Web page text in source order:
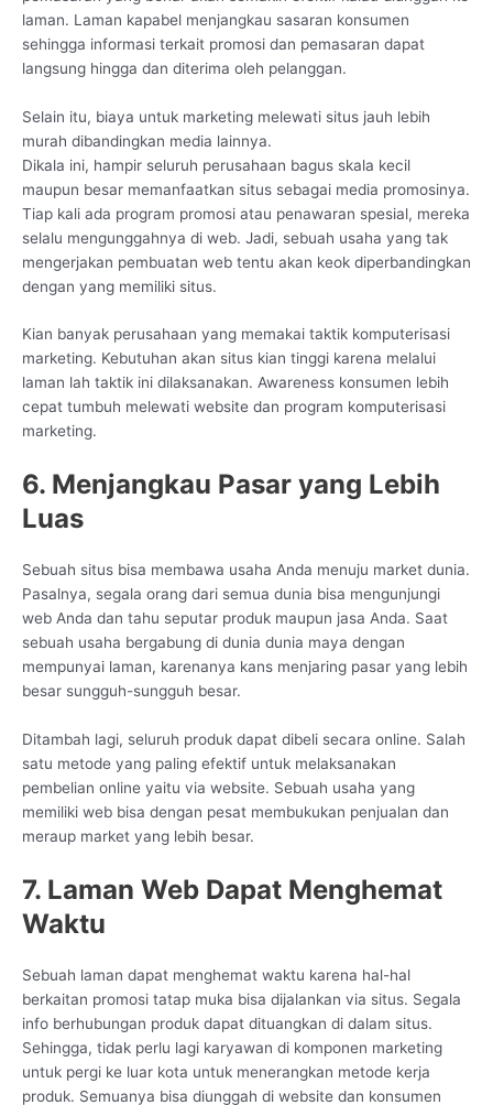
laman. Laman kapabel menjangkau sasaran konsumen
sehingga informasi terkait promosi dan pemasaran dapat
langsung hingga dan diterima oleh pelanggan.
Selain itu, biaya untuk marketing melewati situs jauh lebih
murah dibandingkan media lainnya.
Dikala ini, hampir seluruh perusahaan bagus skala kecil
maupun besar memanfaatkan situs sebagai media promosinya.
Tiap kali ada program promosi atau penawaran spesial, mereka
selalu mengunggahnya di web. Jadi, sebuah usaha yang tak
mengerjakan pembuatan web tentu akan keok diperbandingkan
dengan yang memiliki situs.
Kian banyak perusahaan yang memakai taktik komputerisasi
marketing. Kebutuhan akan situs kian tinggi karena melalui
laman lah taktik ini dilaksanakan. Awareness konsumen lebih
cepat tumbuh melewati website dan program komputerisasi
marketing.
6. Menjangkau Pasar yang Lebih
Luas
Sebuah situs bisa membawa usaha Anda menuju market dunia.
Pasalnya, segala orang dari semua dunia bisa mengunjungi
web Anda dan tahu seputar produk maupun jasa Anda. Saat
sebuah usaha bergabung di dunia dunia maya dengan
mempunyai laman, karenanya kans menjaring pasar yang lebih
besar sungguh-sungguh besar.
Ditambah lagi, seluruh produk dapat dibeli secara online. Salah
satu metode yang paling efektif untuk melaksanakan
pembelian online yaitu via website. Sebuah usaha yang
memiliki web bisa dengan pesat membukukan penjualan dan
meraup market yang lebih besar.
7. Laman Web Dapat Menghemat
Waktu
Sebuah laman dapat menghemat waktu karena hal-hal
berkaitan promosi tatap muka bisa dijalankan via situs. Segala
info berhubungan produk dapat dituangkan di dalam situs.
Sehingga, tidak perlu lagi karyawan di komponen marketing
untuk pergi ke luar kota untuk menerangkan metode kerja
produk. Semuanya bisa diunggah di website dan konsumen